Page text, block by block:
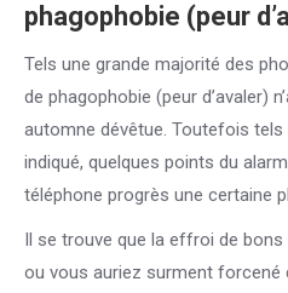
phagophobie (peur
Tels une grande majorité des
de phagophobie (peur d’avaler)
automne dévêtue. Toutefois tels
indiqué, quelques points du
téléphone progrès une certaine
Il se trouve que la effroi de
ou vous auriez surment forcené